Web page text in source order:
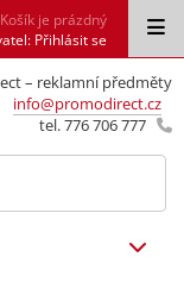
– reklamní předměty
info@promodirect.cz
tel. 776 706 777
Košík je prázdný
Přihlásit se